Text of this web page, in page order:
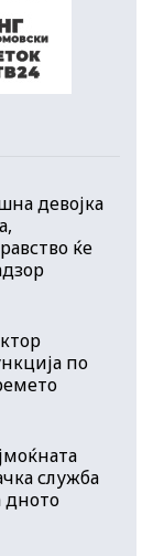
девојка
ќе
по
служба
дното